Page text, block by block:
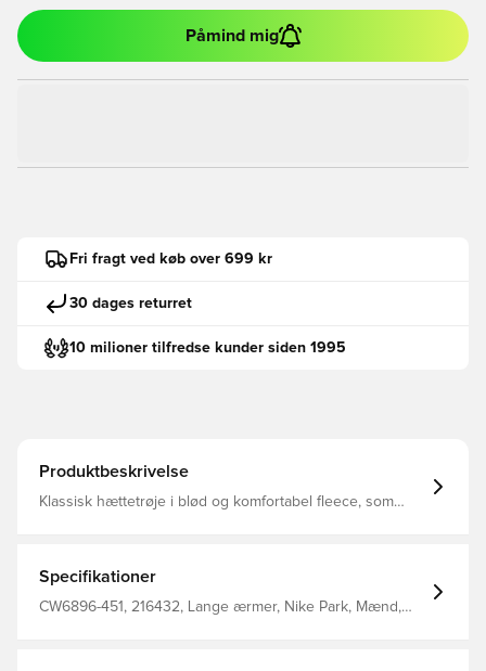
Påmind mig
Fri fragt ved køb over 699 kr
30 dages returret
10 milioner tilfredse kunder siden 1995
Produktbeskrivelse
Klassisk hættetrøje i blød og komfortabel fleece, som
kollektion fra Nike Regular fit Fremstillet i 80% bomuld og
20% polyester. Denne overdel kommer med Unisport i
nakken.
Specifikationer
CW6896-451, 216432, Lange ærmer, Nike Park, Mænd,